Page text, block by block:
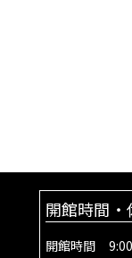
開館時間・
開館時間 9:00